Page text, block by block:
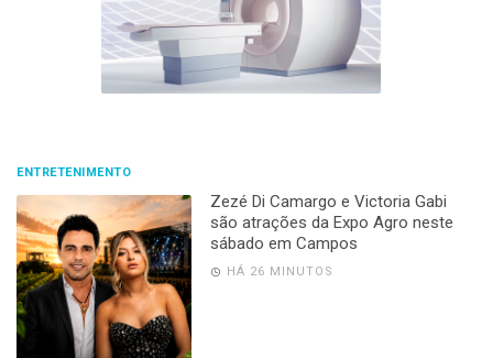
ENTRETENIMENTO
Zezé Di Camargo e Victoria Gabi
são atrações da Expo Agro neste
sábado em Campos
HÁ 26 MINUTOS